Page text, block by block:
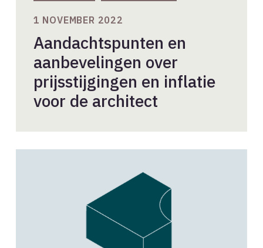
Aandachtspunten en
aanbevelingen over
prijsstijgingen en inflatie
voor de architect
1 NOVEMBER 2022